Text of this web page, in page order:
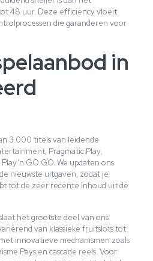
48 uur. Deze efficiency vloeit
die garanderen voor
in
3.000 titels van leidende
Pragmatic Play,
GO GO. We updaten ons
nieuwste uitgaven, zodat je
tot de zeer recente inhoud uit de
het grootste deel van ons
van klassieke fruitslots tot
innovatieve mechanismen zoals
Pays en cascade reels. Voor